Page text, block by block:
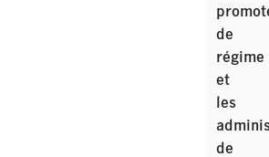
de
régime
et
les
de